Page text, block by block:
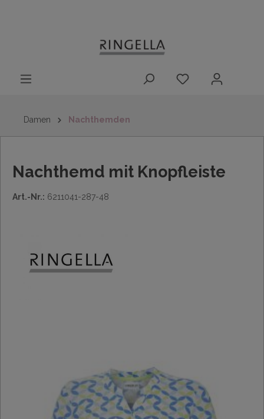
Damen Nachthemden
Nachthemd mit Knopfleiste
Art.-Nr.: 6211041-287-48